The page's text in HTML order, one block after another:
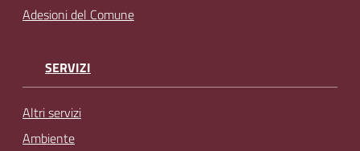
Adesioni del Comune
SERVIZI
Altri servizi
Ambiente